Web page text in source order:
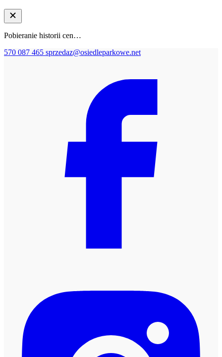
Pobieranie historii cen…
570 087 465 sprzedaz@osiedleparkowe.net